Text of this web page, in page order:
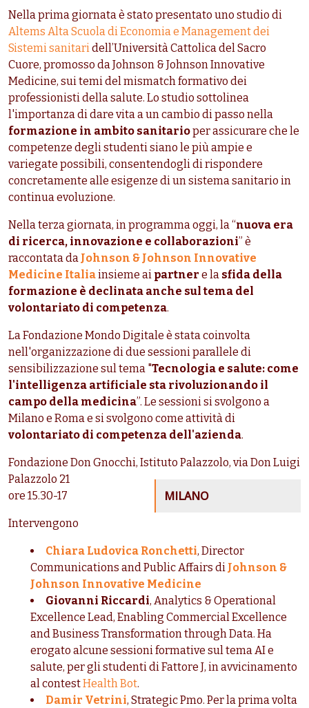
Nella prima giornata è stato presentato uno studio di
Altems Alta Scuola di Economia e Management dei
Sistemi sanitaridell’Università Cattolica del Sacro
Cuore, promosso da Johnson & Johnson Innovative
Medicine, sui temi del mismatch formativo dei
professionisti della salute. Lo studio sottolinea
l'importanza di dare vita a un cambio di passo nella
formazione in ambito sanitarioper assicurare che le
competenze degli studenti siano le più ampie e
variegate possibili, consentendogli di rispondere
concretamente alle esigenze di un sistema sanitario in
continua evoluzione.
Nella terza giornata, in programma oggi, la “nuova era
di ricerca, innovazione e collaborazioni” è
raccontata da Johnson & Johnson Innovative
Medicine Italiainsieme ai partner e la sfida della
formazione è declinata anche sul tema del
volontariato di competenza.
La Fondazione Mondo Digitale è stata coinvolta
nell'organizzazione di due sessioni parallele di
sensibilizzazione sul tema "Tecnologia e salute: come
l'intelligenza artificiale sta rivoluzionando il
campo della medicina”. Le sessioni si svolgono a
Milano e Roma e si svolgono come attività di
volontariato di competenza dell'azienda.
Fondazione Don Gnocchi, Istituto Palazzolo, via Don Luigi
Palazzolo 21
MILANO
ore 15.30-17
Intervengono
Chiara Ludovica Ronchetti, Director
Communications and Public Affairs di Johnson &
Johnson Innovative Medicine
Giovanni Riccardi, Analytics & Operational
Excellence Lead, Enabling Commercial Excellence
and Business Transformation through Data. Ha
erogato alcune sessioni formative sul tema AI e
salute, per gli studenti di Fattore J, in avvicinamento
al contestHealth Bot.
Damir Vetrini, Strategic Pmo. Per la prima volta